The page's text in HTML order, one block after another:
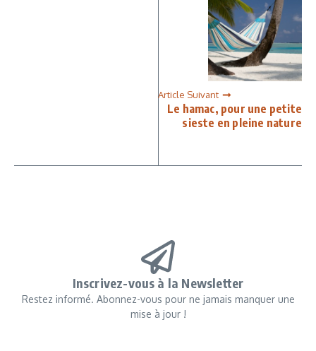
Article Suivant
Le hamac, pour une petite
sieste en pleine nature
Inscrivez-vous à la Newsletter
Restez informé. Abonnez-vous pour ne jamais manquer une
mise à jour !